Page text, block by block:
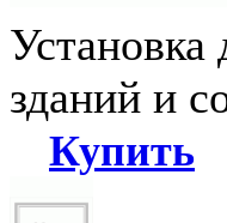
зданий и
Купить